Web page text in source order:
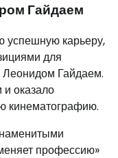
Гайдаем
успешную карьеру,
для
Гайдаем.
и оказало
кинематографию.
профессию»